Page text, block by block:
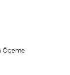
Ödeme